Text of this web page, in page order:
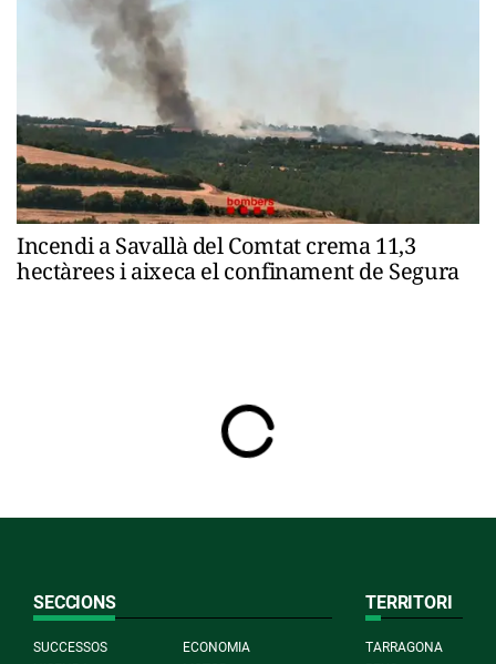
Incendi a Savallà del Comtat crema 11,3
hectàrees i aixeca el confinament de Segura
SECCIONS
SUCCESSOS
ECONOMIA
TERRITORI
TARRAGONA